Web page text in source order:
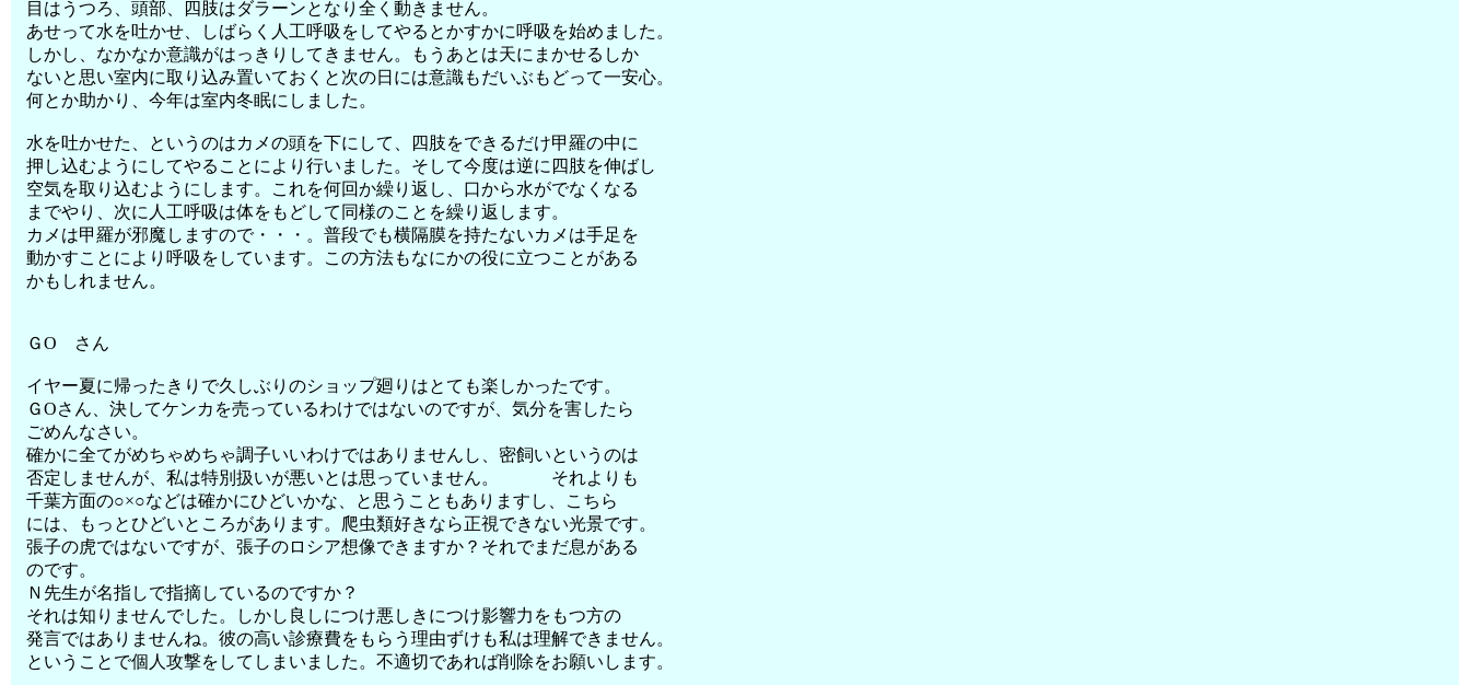
目はうつろ、頭部、四肢はダラーンとなり全く動きません。
あせって水を吐かせ、しばらく人工呼吸をしてやるとかすかに呼吸を始めました。
しかし、なかなか意識がはっきりしてきません。もうあとは天にまかせるしか
ないと思い室内に取り込み置いておくと次の日には意識もだいぶもどって一安心。
何とか助かり、今年は室内冬眠にしました。
水を吐かせた、というのはカメの頭を下にして、四肢をできるだけ甲羅の中に
押し込むようにしてやることにより行いました。そして今度は逆に四肢を伸ばし
空気を取り込むようにします。これを何回か繰り返し、口から水がでなくなる
までやり、次に人工呼吸は体をもどして同様のことを繰り返します。
カメは甲羅が邪魔しますので・・・。普段でも横隔膜を持たないカメは手足を
動かすことにより呼吸をしています。この方法もなにかの役に立つことがある
かもしれません。
ＧО さん
イヤー夏に帰ったきりで久しぶりのショップ廻りはとても楽しかったです。
ＧОさん、決してケンカを売っているわけではないのですが、気分を害したら
ごめんなさい。
確かに全てがめちゃめちゃ調子いいわけではありませんし、密飼いというのは
否定しませんが、私は特別扱いが悪いとは思っていません。 それよりも
千葉方面の○×○などは確かにひどいかな、と思うこともありますし、こちら
には、もっとひどいところがあります。爬虫類好きなら正視できない光景です。
張子の虎ではないですが、張子のロシア想像できますか？それでまだ息がある
のです。
Ｎ先生が名指しで指摘しているのですか？
それは知りませんでした。しかし良しにつけ悪しきにつけ影響力をもつ方の
発言ではありませんね。彼の高い診療費をもらう理由ずけも私は理解できません。
ということで個人攻撃をしてしまいました。不適切であれば削除をお願いします。